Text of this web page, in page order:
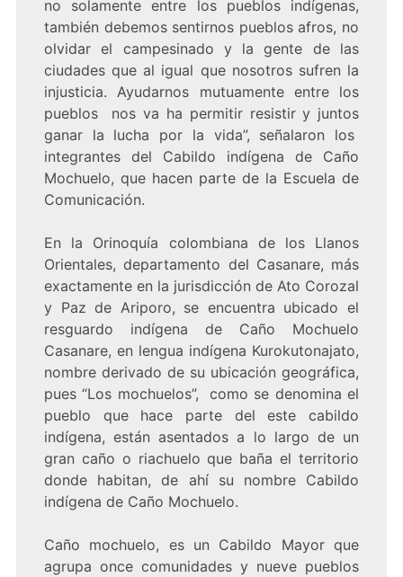
no solamente entre los pueblos indígenas,
también debemos sentirnos pueblos afros, no
olvidar el campesinado y la gente de las
ciudades que al igual que nosotros sufren la
injusticia. Ayudarnos mutuamente entre los
pueblos nos va ha permitir resistir y juntos
ganar la lucha por la vida”, señalaron los
integrantes del Cabildo indígena de Caño
Mochuelo, que hacen parte de la Escuela de
Comunicación.
En la Orinoquía colombiana de los Llanos
Orientales, departamento del Casanare, más
exactamente en la jurisdicción de Ato Corozal
y Paz de Ariporo, se encuentra ubicado el
resguardo indígena de Caño Mochuelo
Casanare, en lengua indígena Kurokutonajato,
nombre derivado de su ubicación geográfica,
pues “Los mochuelos”, como se denomina el
pueblo que hace parte del este cabildo
indígena, están asentados a lo largo de un
gran caño o riachuelo que baña el territorio
donde habitan, de ahí su nombre Cabildo
indígena de Caño Mochuelo.
Caño mochuelo, es un Cabildo Mayor que
agrupa once comunidades y nueve pueblos